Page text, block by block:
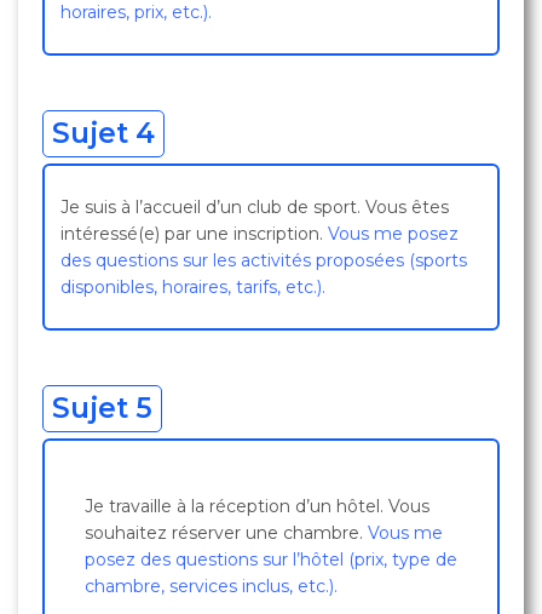
horaires, prix, etc.).
Sujet 4
Je suis à l’accueil d’un club de sport. Vous êtes
intéressé(e) par une inscription. Vous me posez
des questions sur les activités proposées (sports
disponibles, horaires, tarifs, etc.).
Sujet 5
Je travaille à la réception d’un hôtel. Vous
souhaitez réserver une chambre. Vous me
posez des questions sur l’hôtel (prix, type de
chambre, services inclus, etc.).